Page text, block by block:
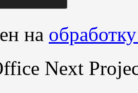
на
Next